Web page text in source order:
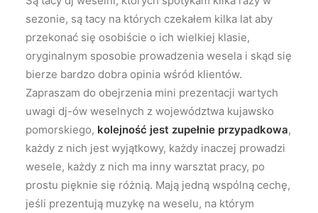
sezonie, są tacy na których czekałem kilka lat aby
przekonać się osobiście o ich wielkiej klasie,
oryginalnym sposobie prowadzenia wesela i skąd się
bierze bardzo dobra opinia wśród klientów.
Zapraszam do obejrzenia mini prezentacji wartych
uwagi dj-ów weselnych z województwa kujawsko
pomorskiego, kolejność jest zupełnie przypadkowa,
każdy z nich jest wyjątkowy, każdy inaczej prowadzi
wesele, każdy z nich ma inny warsztat pracy, po
prostu pięknie się różnią. Mają jedną wspólną cechę,
jeśli prezentują muzykę na weselu, na którym